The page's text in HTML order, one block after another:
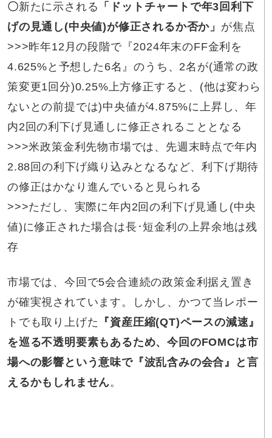
〇新たに示される 「ドットチャートで年3回利下
げの見通し(中央値)が修正されるか否か」 が焦点
>>>昨年12月の段階で『2024年末のFF金利を
4.625%と予想した6名』のうち、2名が(通常の政
策変更1回分)0.25%上方修正すると、(他は変わら
ないとの前提では)中央値が4.875%に上昇し、年
内2回の利下げ見通しに修正されることとなる
>>>米政策金利先物市場では、先週末時点で年内
2.88回の利下げ織り込みとなるなど、利下げ期待
の修正はかなり進んでいると見られる
>>>ただし、実際に年内2回の利下げ見通し(中央
値)に修正された場合は長･短金利の上昇余地は残
存
市場では、今回で5会合連続の政策金利据え置き
が確実視されています。しかし、かつて当レポー
トでも取り上げた
『資産圧縮(QT)ペースの減速』
を巡る不透明要素もあるため、今回のFOMCは市
場への影響という意味で『波乱含みの会合』と言
えるかもしれません。